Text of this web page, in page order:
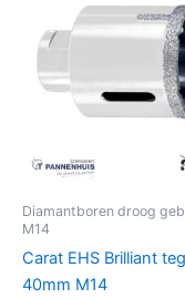
Diamantboren droog
M14
Carat EHS Brilliant
40mm M14